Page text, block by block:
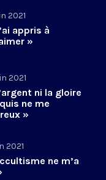
2021
appris à
»
2021
ni la gloire
ne me
»
2021
ne m’a